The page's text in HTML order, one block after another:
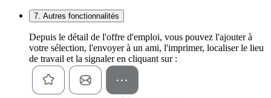
7. Autres fonctionnalités
Depuis le détail de l'offre d'emploi, vous pouvez l'ajouter à
votre sélection, l'envoyer à un ami, l'imprimer, localiser le lieu
de travail et la signaler en cliquant sur :